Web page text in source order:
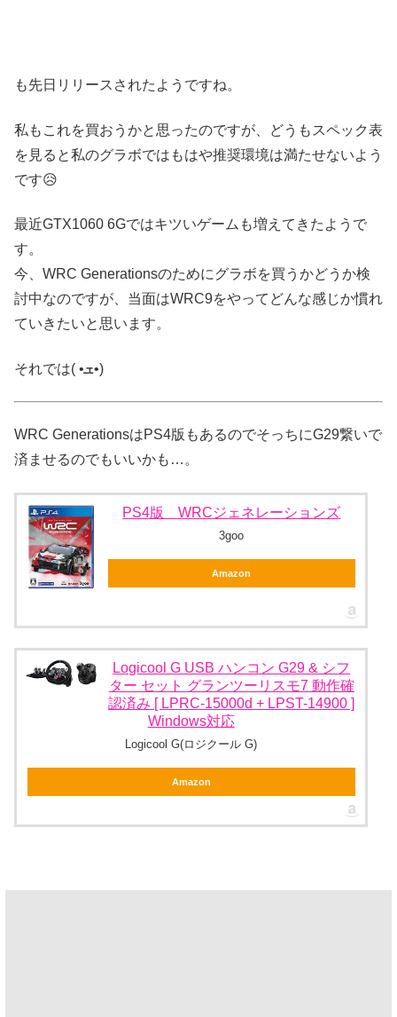
も先日リリースされたようですね。
私もこれを買おうかと思ったのですが、どうもスペック表
を見ると私のグラボではもはや推奨環境は満たせないよう
です😥
最近GTX1060 6Gではキツいゲームも増えてきたようで
す。
今、WRC Generationsのためにグラボを買うかどうか検
討中なのですが、当面はWRC9をやってどんな感じか慣れ
ていきたいと思います。
それでは( •ܫ•)
WRC GenerationsはPS4版もあるのでそっちにG29繋いで
済ませるのでもいいかも…。
PS4版 WRCジェネレーションズ
3goo
Amazon
Logicool G USB ハンコン G29 & シフ
ター セット グランツーリスモ7 動作確
認済み [ LPRC-15000d + LPST-14900 ]
Windows対応
Logicool G(ロジクール G)
Amazon